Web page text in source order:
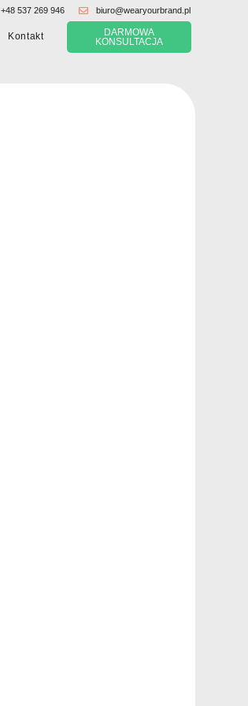
+48 537 269 946 biuro@wearyourbrand.pl
Kontakt
DARMOWA
KONSULTACJA